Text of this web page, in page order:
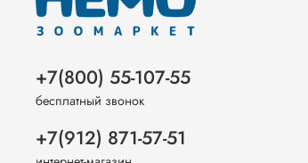
+7(800) 55-107-55
бесплатный звонок
+7(912) 871-57-51